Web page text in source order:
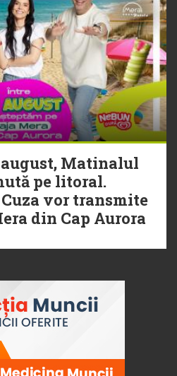
Matinalul
pe litoral.
Cuza vor transmite
din Cap Aurora